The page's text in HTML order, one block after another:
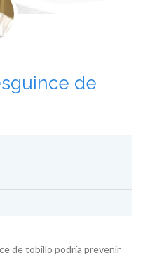
de
de tobillo podría prevenir